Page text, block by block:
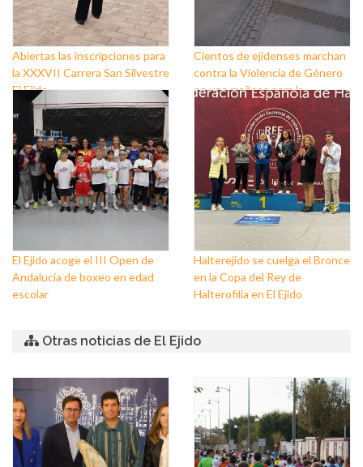
Abiertas las inscripciones para
la XXXVII Carrera San Silvestre
El Ejido
Cientos de ejidenses marchan
contra la Violencia de Género
en una mañana para la
reivindicación y la
concienciación
El Ejido acoge el III Open de
Andalucía de boxeo en edad
escolar
Halterejido se cuelga el Bronce
en la Copa del Rey de
Halterofilia en El Ejido
Otras noticias de El Ejido